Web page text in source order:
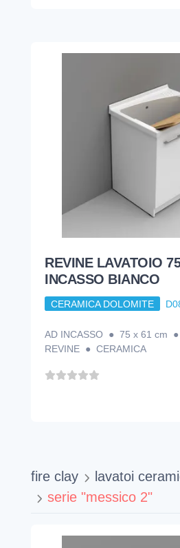
REVINE LAVATOIO
INCASSO BIANCO
CERAMICA DOLOMITE
AD INCASSO ● 75 x 61 cm
REVINE ● CERAMICA
fire clay
lavatoi
serie "messico 2"